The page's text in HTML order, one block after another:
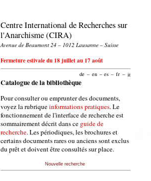
Centre International de Recherches sur
l'Anarchisme (CIRA)
Avenue de Beaumont 24 – 1012 Lausanne – Suisse
Fermeture estivale du 18 juillet au 17 août
de – en – es – fr – it
Catalogue de la bibliothèque
Pour consulter ou emprunter des documents,
voyez la rubriqueinformations pratiques. Le
fonctionnement de l'interface de recherche est
sommairement décrit dans ce guide de
recherche. Les périodiques, les brochures et
certains documents rares ou anciens sont exclus
du prêt et doivent être consultés sur place.
Nouvelle recherche